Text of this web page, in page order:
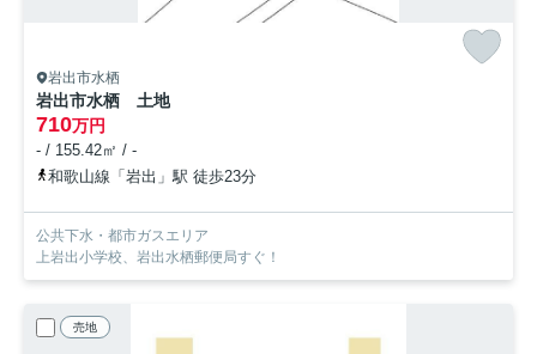
岩出市水栖
岩出市水栖 土地
710万円
- / 155.42㎡ / -
和歌山線「岩出」駅 徒歩23分
公共下水・都市ガスエリア
上岩出小学校、岩出水栖郵便局すぐ！
売地